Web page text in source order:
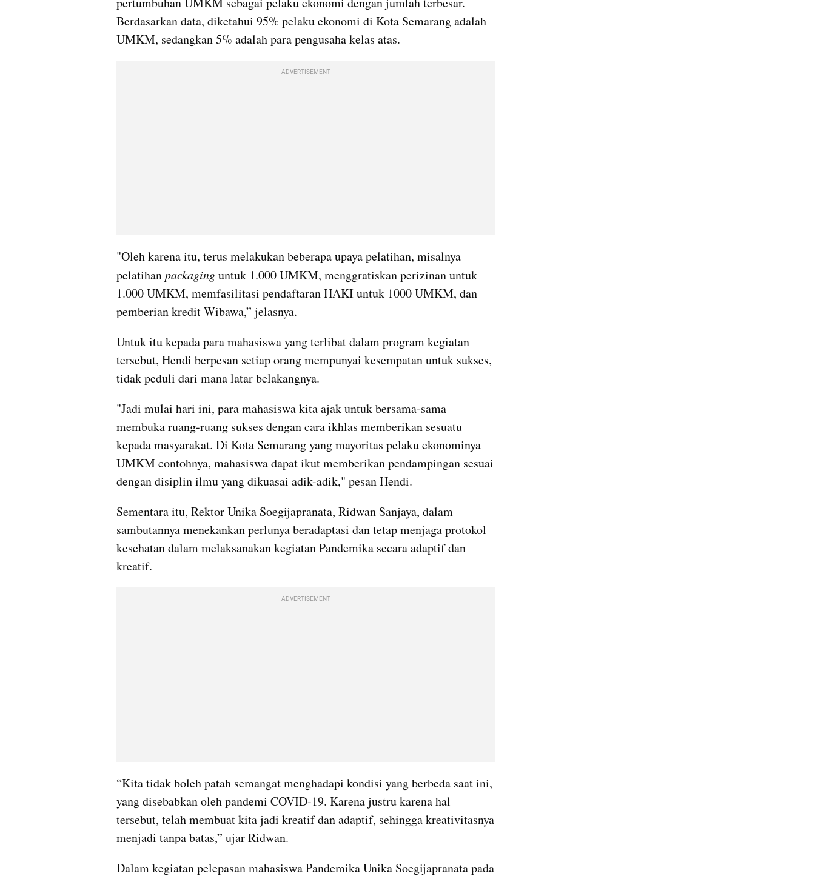
Berdasarkan data, diketahui 95% pelaku ekonomi di Kota Semarang adalah
UMKM, sedangkan 5% adalah para pengusaha kelas atas.
ADVERTISEMENT
"Oleh karena itu, terus melakukan beberapa upaya pelatihan, misalnya
pelatihan packaging untuk 1.000 UMKM, menggratiskan perizinan untuk
1.000 UMKM, memfasilitasi pendaftaran HAKI untuk 1000 UMKM, dan
pemberian kredit Wibawa,” jelasnya.
Untuk itu kepada para mahasiswa yang terlibat dalam program kegiatan
tersebut, Hendi berpesan setiap orang mempunyai kesempatan untuk sukses,
tidak peduli dari mana latar belakangnya.
"Jadi mulai hari ini, para mahasiswa kita ajak untuk bersama-sama
membuka ruang-ruang sukses dengan cara ikhlas memberikan sesuatu
kepada masyarakat. Di Kota Semarang yang mayoritas pelaku ekonominya
UMKM contohnya, mahasiswa dapat ikut memberikan pendampingan sesuai
dengan disiplin ilmu yang dikuasai adik-adik," pesan Hendi.
Sementara itu, Rektor Unika Soegijapranata, Ridwan Sanjaya, dalam
sambutannya menekankan perlunya beradaptasi dan tetap menjaga protokol
kesehatan dalam melaksanakan kegiatan Pandemika secara adaptif dan
kreatif.
ADVERTISEMENT
“Kita tidak boleh patah semangat menghadapi kondisi yang berbeda saat ini,
yang disebabkan oleh pandemi COVID-19. Karena justru karena hal
tersebut, telah membuat kita jadi kreatif dan adaptif, sehingga kreativitasnya
menjadi tanpa batas,” ujar Ridwan.
Dalam kegiatan pelepasan mahasiswa Pandemika Unika Soegijapranata pada